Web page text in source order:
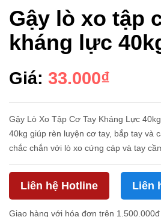
Gậy lò xo tập
kháng lực
Giá: 33.000₫
Gậy Lò Xo Tập Cơ Tay Kháng Lực
40kg giúp rèn luyện cơ tay, bắp tay và
chắc chắn với lò xo cứng cáp và tay
Liên hệ Hotline Liên
Giao hàng với hóa đơn trên 1.500.000đ